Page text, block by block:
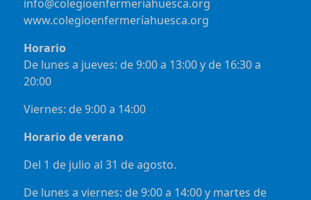
info@colegioenfermeriahuesca.org
www.colegioenfermeríahuesca.org
Horario
De lunes a jueves: de 9:00 a 13:00 y de 16:30 a
20:00
Viernes: de 9:00 a 14:00
Horario de verano
Del 1 de julio al 31 de agosto.
De lunes a viernes: de 9:00 a 14:00 y martes de